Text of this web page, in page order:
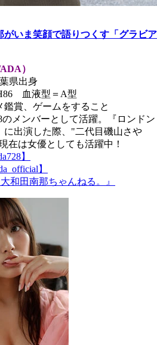
がいま笑顔で語りつくす「グラビア
）
県出身
血液型＝A型
賞、ゲームをすること
メンバーとして活躍。『ロンドン
に出演した際、"二代目磯山さや
在は女優としても活躍中！
】
】
和田南那ちゃんねる。』